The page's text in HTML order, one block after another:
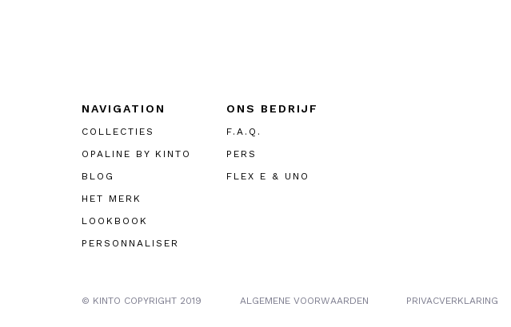
NAVIGATION
COLLECTIES
OPALINE BY KINTO
BLOG
HET MERK
LOOKBOOK
PERSONNALISER
ONS BEDRIJF
F.A.Q.
PERS
FLEX E & UNO
© KINTO COPYRIGHT 2019 ALGEMENE VOORWAARDEN PRIVACVERKLARING